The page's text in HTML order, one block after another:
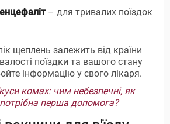
– для тривалих поїздок
щеплень залежить від країни
поїздки та вашого стану
інформацію у свого лікаря.
комах: чим небезпечні, як
перша допомога?